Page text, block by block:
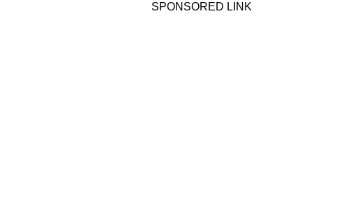
SPONSORED LINK